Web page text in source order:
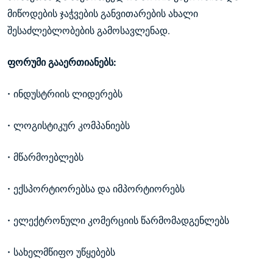
მიწოდების ჯაჭვების განვითარების ახალი
შესაძლებლობების გამოსავლენად.
ფორუმი გააერთიანებს:
• ინდუსტრიის ლიდერებს
• ლოგისტიკურ კომპანიებს
• მწარმოებლებს
• ექსპორტიორებსა და იმპორტიორებს
• ელექტრონული კომერციის წარმომადგენლებს
• სახელმწიფო უწყებებს